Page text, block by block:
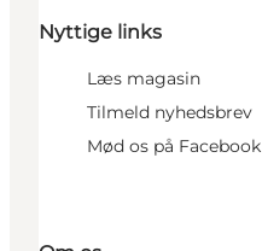
Nyttige links
Læs magasin
Tilmeld nyhedsbrev
Mød os på Facebook